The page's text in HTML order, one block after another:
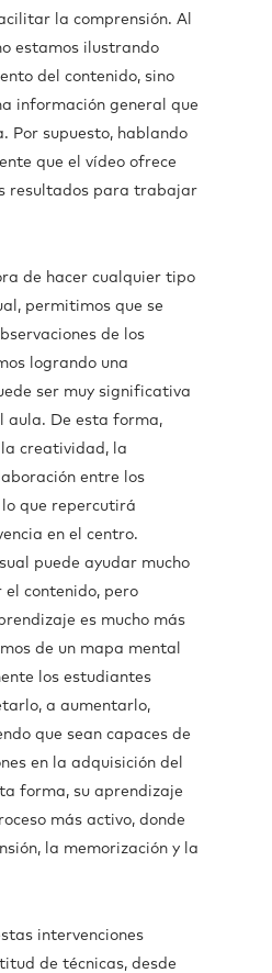
la comprensión. Al
estamos ilustrando
del contenido, sino
información general que
Por supuesto, hablando
que el vídeo ofrece
resultados para trabajar
de hacer cualquier tipo
permitimos que se
de los
logrando una
ser muy significativa
aula. De esta forma,
creatividad, la
entre los
que repercutirá
en el centro.
puede ayudar mucho
contenido, pero
es mucho más
de un mapa mental
los estudiantes
a aumentarlo,
que sean capaces de
en la adquisición del
forma, su aprendizaje
más activo, donde
la memorización y la
intervenciones
de técnicas, desde